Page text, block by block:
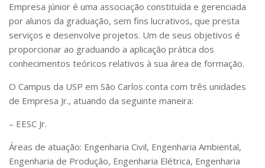
Extensão à Comunidade
Projetos, Programas e Cursos
Artes, Cultura e Esportes
Museus e Espaços Interativos
Bibliotecas
Apoio ao Estudante
Segurança, Trânsito e Prevenção
RH, Administrativo e Financeiro
Outros serviços
Comunicação
Empresa júnior é uma associação constituída e gerenciada
por alunos da graduação, sem fins lucrativos, que presta
serviços e desenvolve projetos. Um de seus objetivos é
proporcionar ao graduando a aplicação prática dos
conhecimentos teóricos relativos à sua área de formação.
O Campus da USP em São Carlos conta com três unidades
de Empresa Jr., atuando da seguinte maneira:
– EESC Jr.
Áreas de atuação: Engenharia Civil, Engenharia Ambiental,
Engenharia de Produção, Engenharia Elétrica, Engenharia